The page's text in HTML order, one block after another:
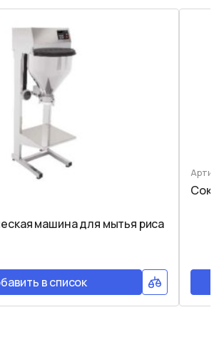
машина для мытья риса
в список